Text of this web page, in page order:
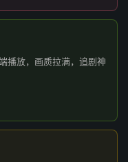
播放，画质拉满，追剧神